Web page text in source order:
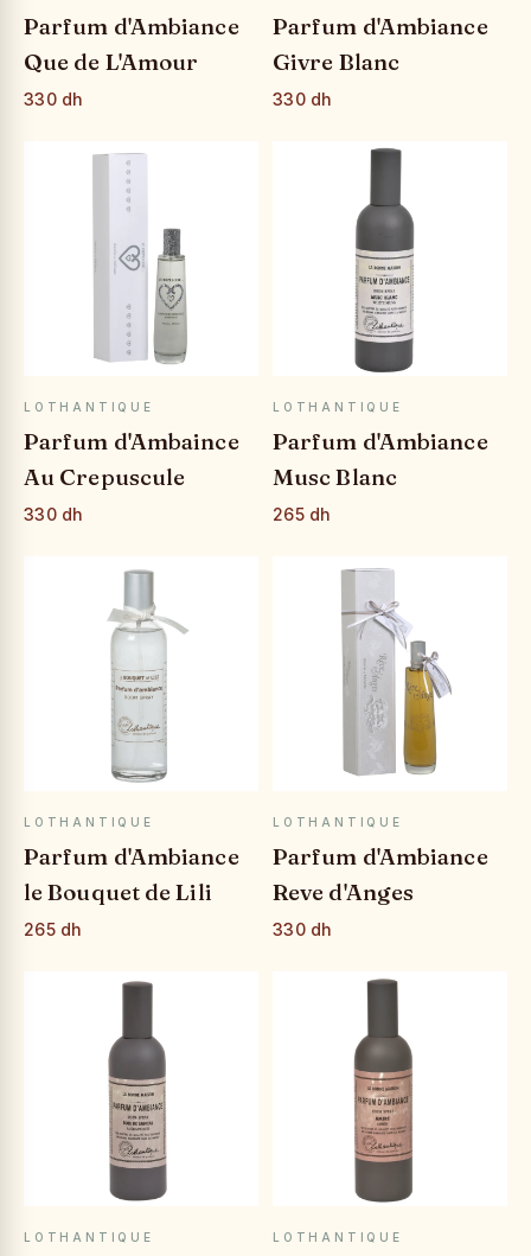
Parfum d'Ambiance
Que de L'Amour
330 dh
Parfum d'Ambiance
Givre Blanc
330 dh
APERÇU RAPIDE
LOTHANTIQUE
Parfum d'Ambaince
Au Crepuscule
330 dh
APERÇU RAPIDE
LOTHANTIQUE
Parfum d'Ambiance
Musc Blanc
265 dh
APERÇU RAPIDE
LOTHANTIQUE
Parfum d'Ambiance
le Bouquet de Lili
265 dh
APERÇU RAPIDE
LOTHANTIQUE
Parfum d'Ambiance
Reve d'Anges
330 dh
APERÇU RAPIDE
LOTHANTIQUE APERÇU RAPIDE
LOTHANTIQUE